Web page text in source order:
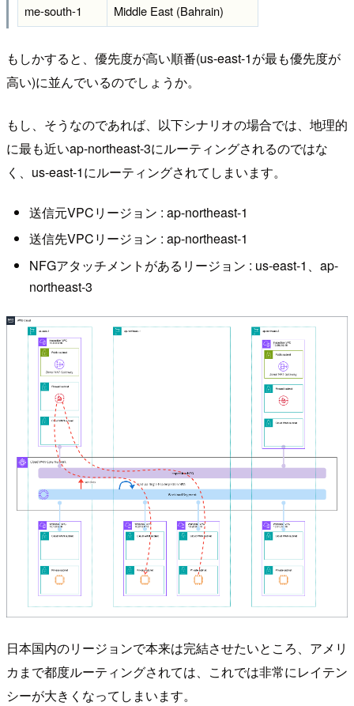
me-south-1
Middle East (Bahrain)
もしかすると、優先度が高い順番(us-east-1が最も優先度が
高い)に並んでいるのでしょうか。
もし、そうなのであれば、以下シナリオの場合では、地理的
に最も近いap-northeast-3にルーティングされるのではな
く、us-east-1にルーティングされてしまいます。
送信元VPCリージョン : ap-northeast-1
送信先VPCリージョン : ap-northeast-1
NFGアタッチメントがあるリージョン : us-east-1、ap-
northeast-3
日本国内のリージョンで本来は完結させたいところ、アメリ
カまで都度ルーティングされては、これでは非常にレイテン
シーが大きくなってしまいます。